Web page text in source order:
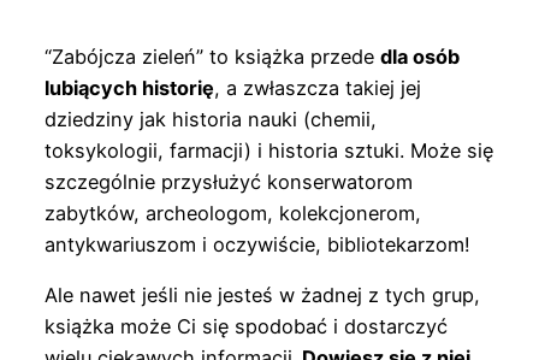
“Zabójcza zieleń” to książka przede dla osób
lubiących historię, a zwłaszcza takiej jej
dziedziny jak historia nauki (chemii,
toksykologii, farmacji) i historia sztuki. Może się
szczególnie przysłużyć konserwatorom
zabytków, archeologom, kolekcjonerom,
antykwariuszom i oczywiście, bibliotekarzom!
Ale nawet jeśli nie jesteś w żadnej z tych grup,
książka może Ci się spodobać i dostarczyć